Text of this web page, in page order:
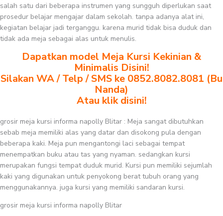
salah satu dari beberapa instrumen yang sungguh diperlukan saat
prosedur belajar mengajar dalam sekolah. tanpa adanya alat ini,
kegiatan belajar jadi terganggu. karena murid tidak bisa duduk dan
tidak ada meja sebagai alas untuk menulis.
Dapatkan model Meja Kursi Kekinian &
Minimalis Disini!
Silakan WA / Telp / SMS ke 0852.8082.8081 (Bu
Nanda)
Atau klik disini!
grosir meja kursi informa napolly Blitar : Meja sangat dibutuhkan
sebab meja memiliki alas yang datar dan disokong pula dengan
beberapa kaki. Meja pun mengantongi laci sebagai tempat
menempatkan buku atau tas yang nyaman. sedangkan kursi
merupakan fungsi tempat duduk murid. Kursi pun memiliki sejumlah
kaki yang digunakan untuk penyokong berat tubuh orang yang
menggunakannya. juga kursi yang memiliki sandaran kursi.
grosir meja kursi informa napolly Blitar